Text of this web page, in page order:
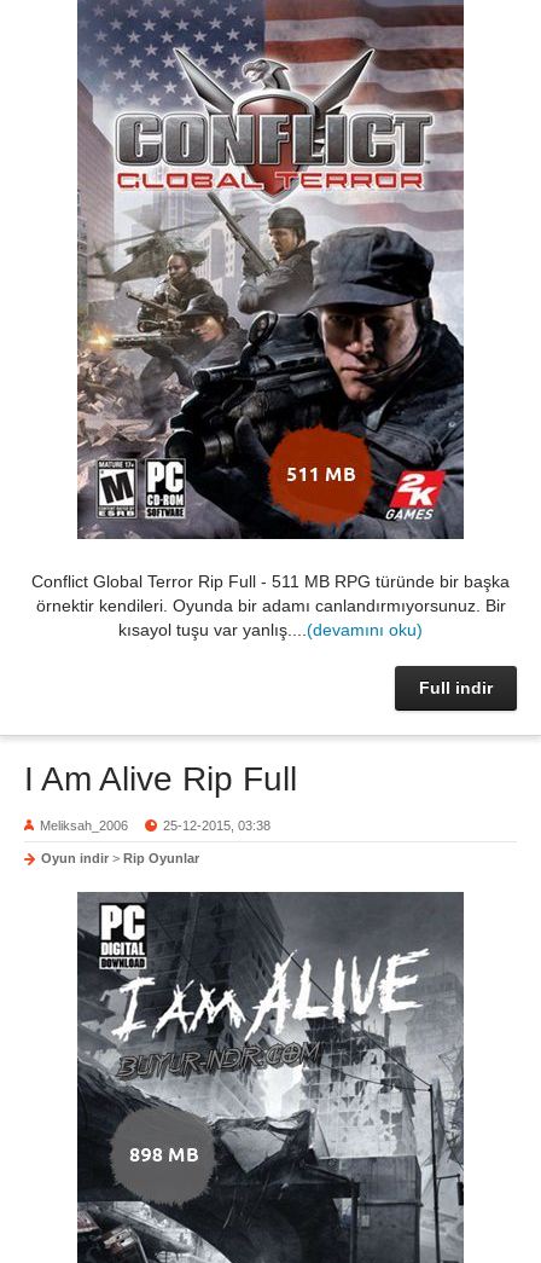
Conflict Global Terror Rip Full - 511 MB RPG türünde bir başka
örnektir kendileri. Oyunda bir adamı canlandırmıyorsunuz. Bir
kısayol tuşu var yanlış.... (devamını oku)
Full indir
I Am Alive Rip Full
Meliksah_2006 25-12-2015, 03:38
Oyun indir > Rip Oyunlar